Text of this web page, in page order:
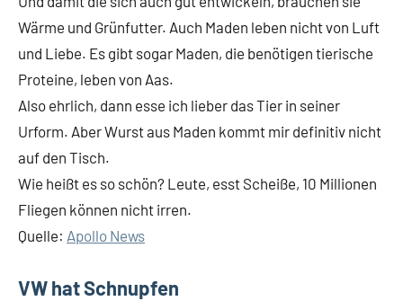
Wärme und Grünfutter. Auch Maden leben nicht von Luft
und Liebe. Es gibt sogar Maden, die benötigen tierische
Proteine, leben von Aas.
Also ehrlich, dann esse ich lieber das Tier in seiner
Urform. Aber Wurst aus Maden kommt mir definitiv nicht
auf den Tisch.
Wie heißt es so schön? Leute, esst Scheiße, 10 Millionen
Fliegen können nicht irren.
Quelle: Apollo News
VW hat Schnupfen